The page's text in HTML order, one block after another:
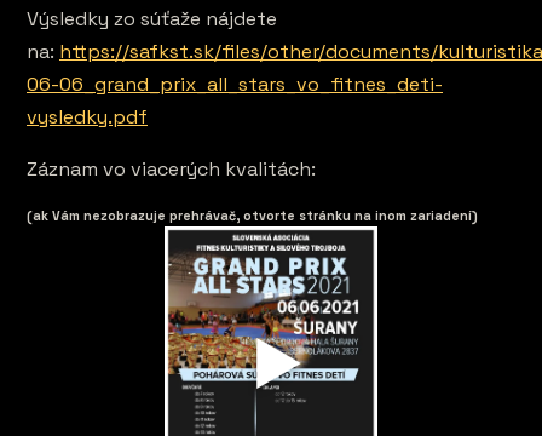
Výsledky zo súťaže nájdete
na: https://safkst.sk/files/other/documents/
06-06_grand_prix_all_stars_vo_fitnes_deti-
vysledky.pdf
Záznam vo viacerých kvalitách:
(ak Vám nezobrazuje prehrávač, otvorte stránku na inom zariadení)